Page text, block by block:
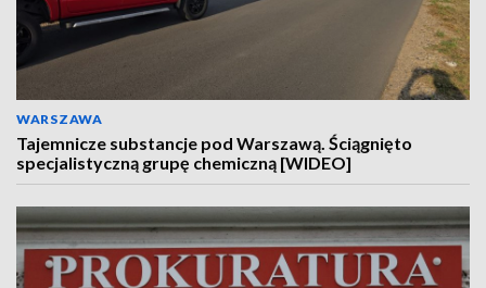
WARSZAWA
Tajemnicze substancje pod Warszawą. Ściągnięto
specjalistyczną grupę chemiczną [WIDEO]